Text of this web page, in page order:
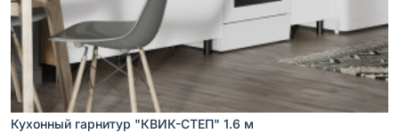
Кухонный гарнитур "КВИК-СТЕП" 1.6 м